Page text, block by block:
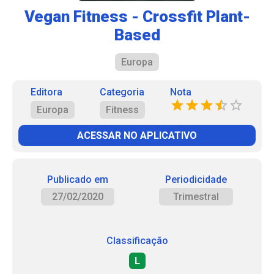
Vegan Fitness - Crossfit Plant-
Based
Europa
Editora
Europa
Categoria
Fitness
Nota
ACESSAR NO APLICATIVO
Publicado em
27/02/2020
Periodicidade
Trimestral
Classificação
L